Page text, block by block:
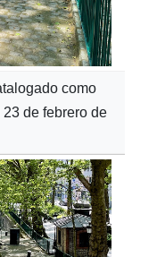
como
de febrero de